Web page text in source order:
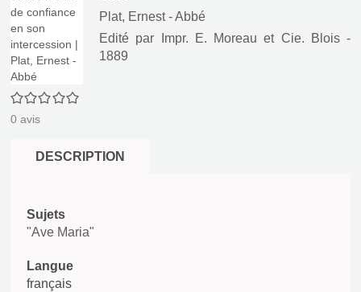
0/5
0 avis
Plat, Ernest - Abbé
Edité par
Impr. E. Moreau et Cie. Blois-
1889
DESCRIPTION
Sujets
"Ave Maria"
Langue
français